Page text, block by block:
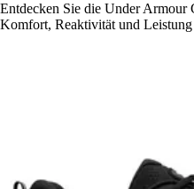
Entdecken Sie die Under Armour
Komfort, Reaktivität und